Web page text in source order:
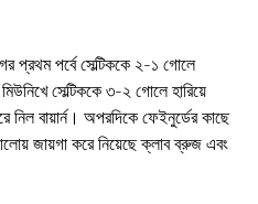
প্রথম পর্বে সেল্টিককে ২-১ গোলে
মিউনিখে সেল্টিককে ৩-২ গোলে হারিয়ে
নিল বায়ার্ন। অপরদিকে ফেইনুর্ডের কাছে
জায়গা করে নিয়েছে ক্লাব ব্রুজ এবং